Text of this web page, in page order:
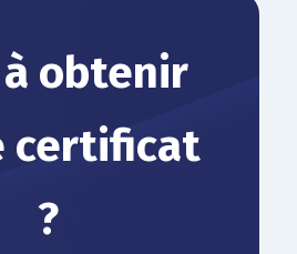
obtenir
certificat
?